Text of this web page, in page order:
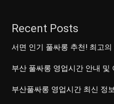
Recent Posts
서면 인기 풀싸롱 추천! 최고의
부산 풀싸롱 영업시간 안내 및
부산풀싸롱 영업시간 최신 정